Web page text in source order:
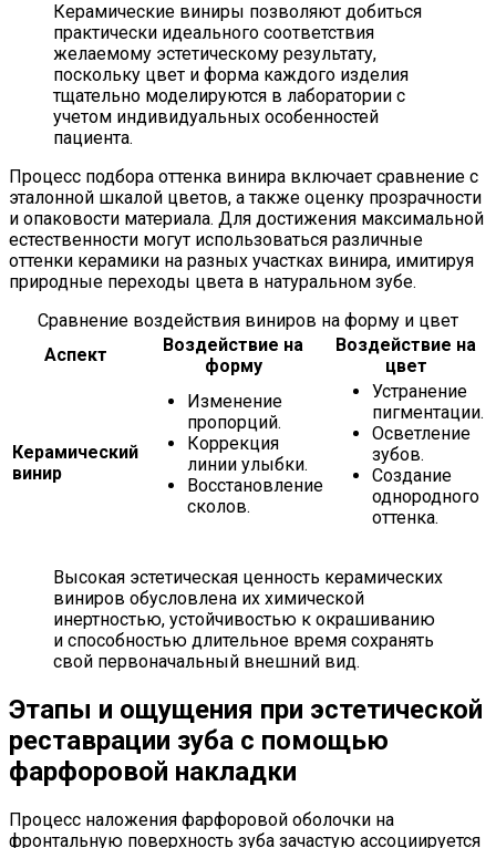
Керамические виниры позволяют добиться
практически идеального соответствия
желаемому эстетическому результату,
поскольку цвет и форма каждого изделия
тщательно моделируются в лаборатории с
учетом индивидуальных особенностей
пациента.
Процесс подбора оттенка винира включает сравнение с
эталонной шкалой цветов, а также оценку прозрачности
и опаковости материала. Для достижения максимальной
естественности могут использоваться различные
оттенки керамики на разных участках винира, имитируя
природные переходы цвета в натуральном зубе.
Сравнение воздействия виниров на форму и цвет
Аспект
Воздействие на
форму
Воздействие на
цвет
Керамический
винир
Изменение
пропорций.
Коррекция
линии улыбки.
Восстановление
сколов.
Устранение
пигментации.
Осветление
зубов.
Создание
однородного
оттенка.
Высокая эстетическая ценность керамических
виниров обусловлена их химической
инертностью, устойчивостью к окрашиванию
и способностью длительное время сохранять
свой первоначальный внешний вид.
Этапы и ощущения при эстетической
реставрации зуба с помощью
фарфоровой накладки
Процесс наложения фарфоровой оболочки на
фронтальную поверхность зуба зачастую ассоциируется